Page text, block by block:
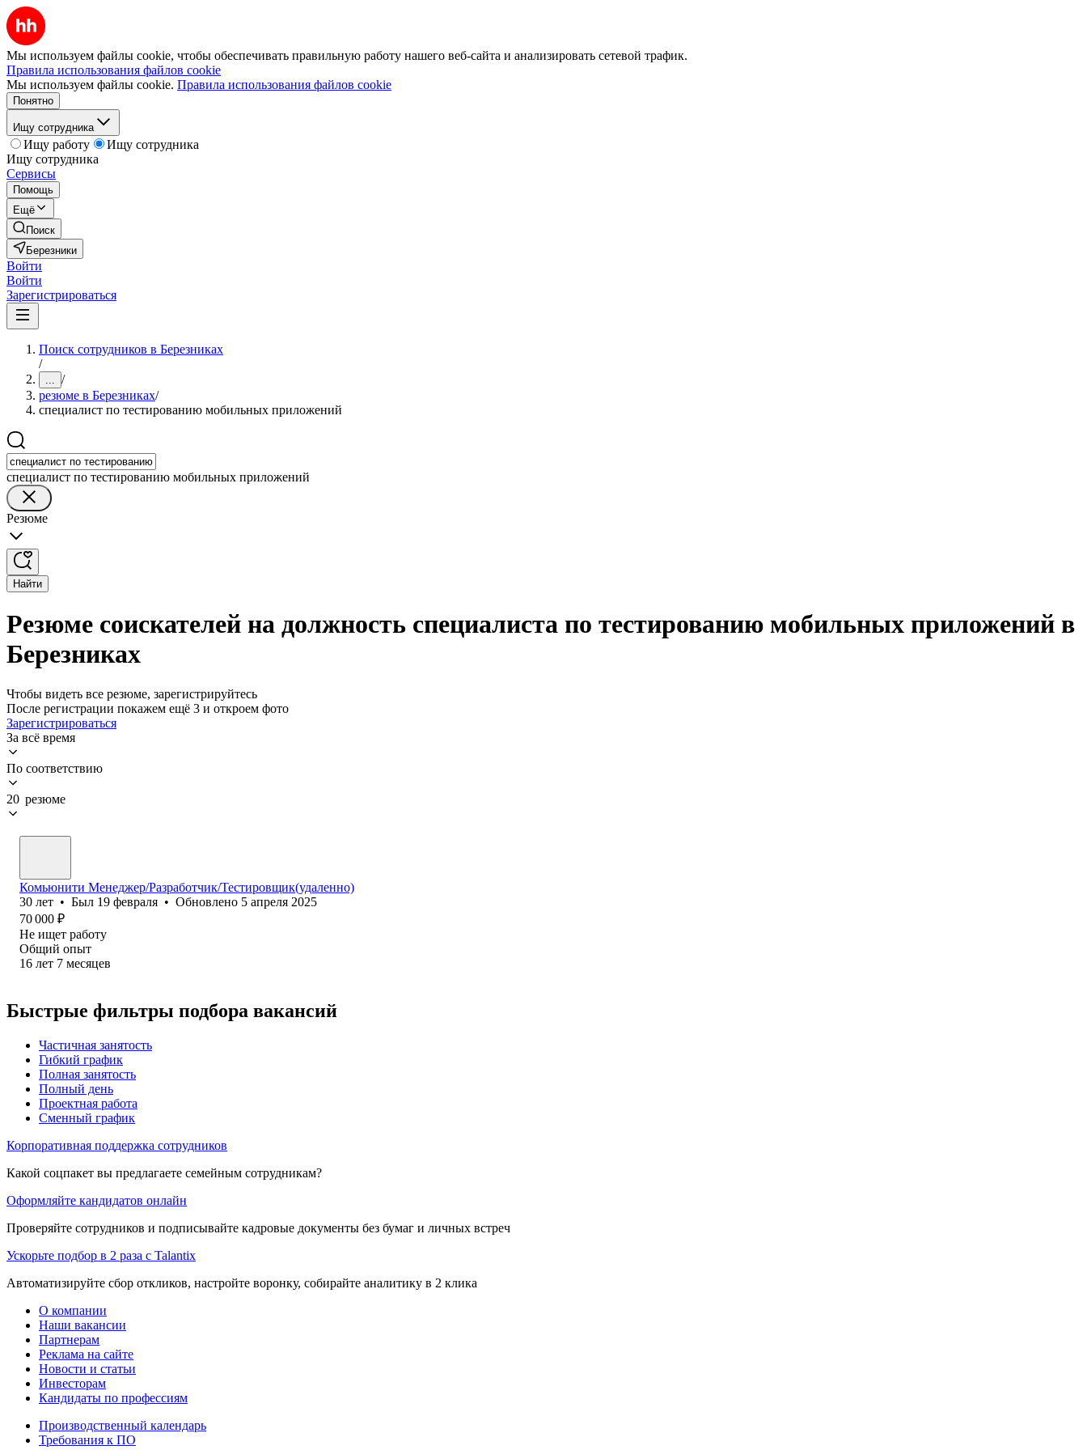
Мы используем файлы cookie, чтобы обеспечивать правильную работу нашего веб-сайта и анализировать сетевой трафик.
Правила использования файлов cookie
Мы используем файлы cookie. Правила использования файлов cookie
Понятно
Ищу сотрудника
Ищу работу
Ищу сотрудника
Ищу сотрудника
Сервисы
Помощь
Ещё
Поиск
Березники
Войти
Войти
Зарегистрироваться
Поиск сотрудников в Березниках
/
... /
резюме в Березниках/
специалист по тестированию мобильных приложений
специалист по тестированию мобильных приложений
Резюме
Найти
Резюме соискателей на должность специалиста по тестированию мобильных приложений в
Березниках
Чтобы видеть все резюме, зарегистрируйтесь
После регистрации покажем ещё 3 и откроем фото
Зарегистрироваться
За всё время
По соответствию
20 резюме
Комьюнити Менеджер/Разработчик/Тестировщик(удаленно)
30 лет • Был 19 февраля • Обновлено 5 апреля 2025
70 000 ₽
Не ищет работу
Общий опыт
16 лет 7 месяцев
Быстрые фильтры подбора вакансий
Частичная занятость
Гибкий график
Полная занятость
Полный день
Проектная работа
Сменный график
Корпоративная поддержка сотрудников
Какой соцпакет вы предлагаете семейным сотрудникам?
Оформляйте кандидатов онлайн
Проверяйте сотрудников и подписывайте кадровые документы без бумаг и личных встреч
Ускорьте подбор в 2 раза с Talantix
Автоматизируйте сбор откликов, настройте воронку, собирайте аналитику в 2 клика
О компании
Наши вакансии
Партнерам
Реклама на сайте
Новости и статьи
Инвесторам
Кандидаты по профессиям
Производственный календарь
Требования к ПО